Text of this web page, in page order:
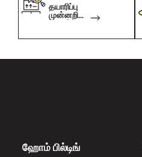
தயாரிப்பு
முன்னறிவி
ஹோம் பில்டிங்